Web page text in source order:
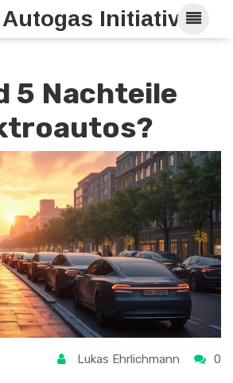
Initiative
5 Nachteile
Lukas Ehrlichmann 0